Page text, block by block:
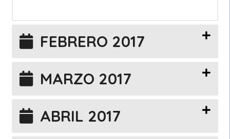
FEBRERO 2017
MARZO 2017
ABRIL 2017